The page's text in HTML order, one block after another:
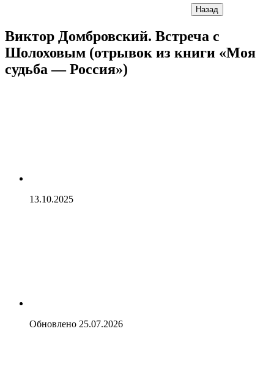
Назад
Виктор Домбровский. Встреча с
Шолоховым (отрывок из книги «Моя
судьба — Россия»)
13.10.2025
Обновлено 25.07.2026